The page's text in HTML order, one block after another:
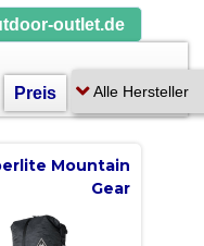
outlet.de
Preis
Mountain
Gear